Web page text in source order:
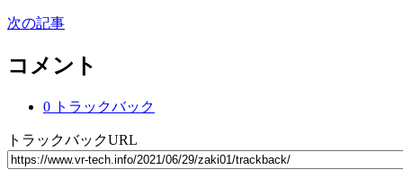
次の記事
コメント
0 トラックバック
トラックバックURL